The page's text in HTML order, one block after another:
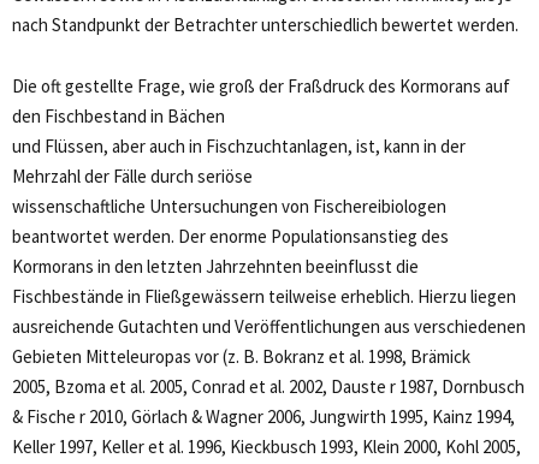
nach Standpunkt der Betrachter unterschiedlich bewertet werden.
Die oft gestellte Frage, wie groß der Fraßdruck des Kormorans auf
den Fischbestand in Bächen
und Flüssen, aber auch in Fischzuchtanlagen, ist, kann in der
Mehrzahl der Fälle durch seriöse
wissenschaftliche Untersuchungen von Fischereibiologen
beantwortet werden. Der enorme Populationsanstieg des
Kormorans in den letzten Jahrzehnten beeinflusst die
Fischbestände in Fließgewässern teilweise erheblich. Hierzu liegen
ausreichende Gutachten und Veröffentlichungen aus verschiedenen
Gebieten Mitteleuropas vor (z. B. Bokranz et al. 1998, Brämick
2005, Bzoma et al. 2005, Conrad et al. 2002, Dauste r 1987, Dornbusch
& Fische r 2010, Görlach & Wagner 2006, Jungwirth 1995, Kainz 1994,
Keller 1997, Keller et al. 1996, Kieckbusch 1993, Klein 2000, Kohl 2005,